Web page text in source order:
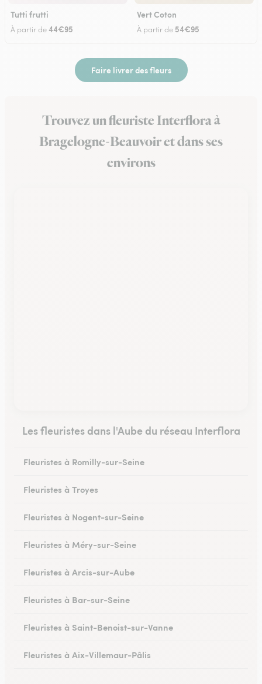
Tutti frutti
À partir de44€95
Vert Coton
À partir de 54€95
Faire livrer des fleurs
Trouvez un fleuriste Interflora à
Bragelogne-Beauvoir et dans ses
environs
Les fleuristes dans l'Aube du réseau Interflora
Fleuristes à Romilly-sur-Seine
Fleuristes à Troyes
Fleuristes à Nogent-sur-Seine
Fleuristes à Méry-sur-Seine
Fleuristes à Arcis-sur-Aube
Fleuristes à Bar-sur-Seine
Fleuristes à Saint-Benoist-sur-Vanne
Fleuristes à Aix-Villemaur-Pâlis